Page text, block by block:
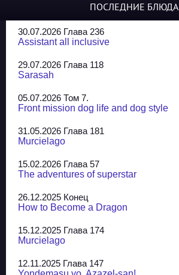
ПОСЛЕДНИЕ БЛЮДА
30.07.2026 Глава 236
Assistant all inclusive
29.07.2026 Глава 118
Sarasah
05.07.2026 Том 7.
Front mission dog life and dog style
31.05.2026 Глава 181
Murcielago
15.02.2026 Глава 57
The adventures of superstar
26.12.2025 Конец
How to Become a Dragon
15.12.2025 Глава 174
Murcielago
12.11.2025 Глава 147